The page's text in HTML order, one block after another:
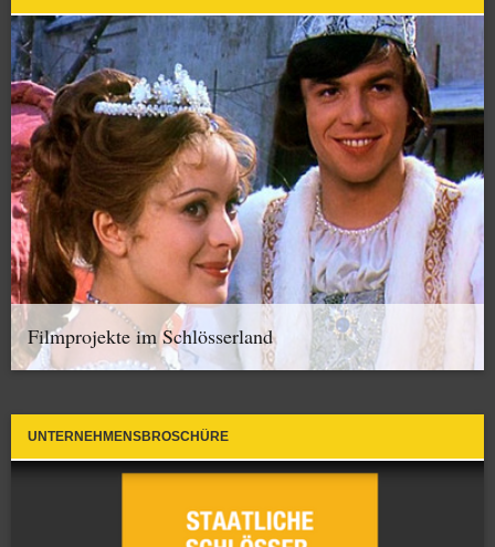
Filmprojekte im Schlösserland
UNTERNEHMENSBROSCHÜRE